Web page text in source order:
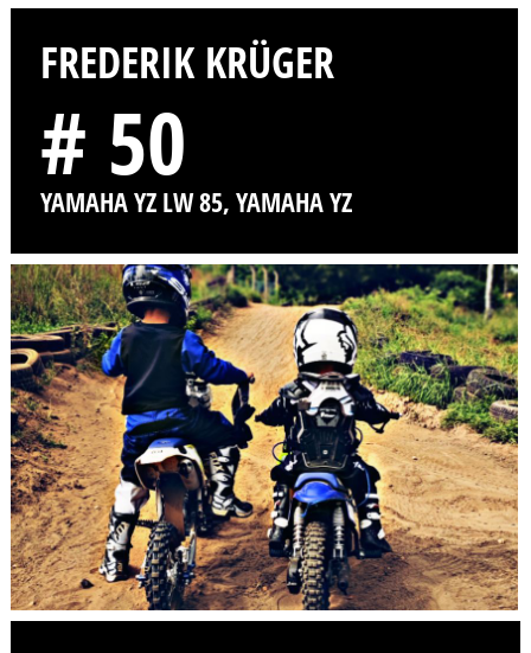
FREDERIK KRÜGER
# 50
YAMAHA YZ LW 85, YAMAHA YZ